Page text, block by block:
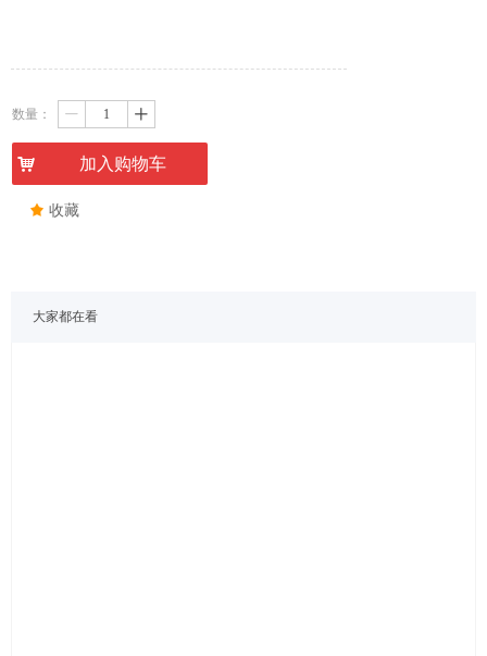
끄 收藏
数量： ꄷ ꄸ
大家都在看
낙 加入购物车